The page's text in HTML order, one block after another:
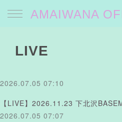
AMAIWANA
LIVE
2026.07.05 07:10
【LIVE】2026.11.23 下北沢
2026.07.05 07:07